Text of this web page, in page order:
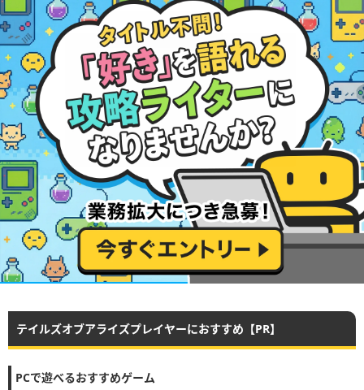
テイルズオブアライズプレイヤーにおすすめ【PR】
PCで遊べるおすすめゲーム